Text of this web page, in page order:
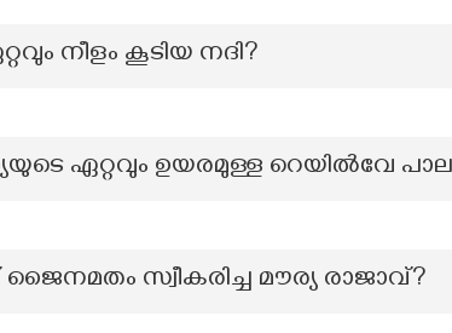
നീളം കൂടിയ നദി?
ഏറ്റവും ഉയരമുള്ള റെയിൽവേ
സ്വീകരിച്ച മൗര്യ രാജാവ്?